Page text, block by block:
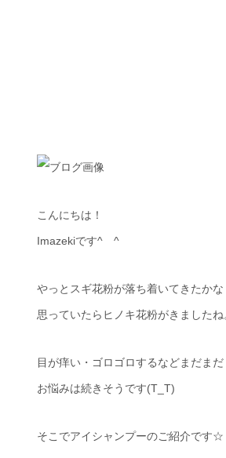
こんにちは！
Imazekiです^ ^
やっとスギ花粉が落ち着いてきたかな
思っていたらヒノキ花粉がきましたね
目が痒い・ゴロゴロするなどまだまだ
お悩みは続きそうです(T_T)
そこでアイシャンプーのご紹介です☆